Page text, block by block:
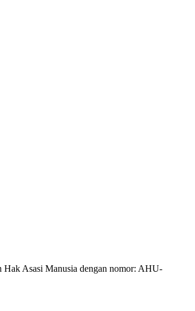
Hak Asasi Manusia dengan nomor: AHU-